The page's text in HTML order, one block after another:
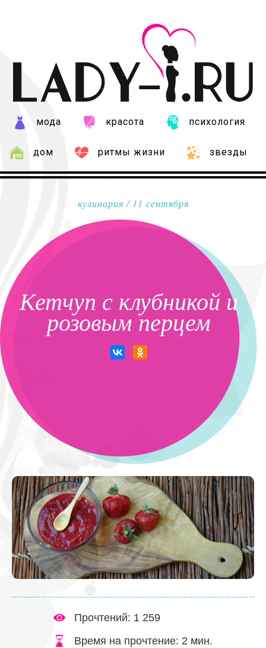
мода красота психология
дом ритмы жизни звезды
кулинария / 11 сентября
Кетчуп с клубникой и
розовым перцем
Прочтений: 1 259
Время на прочтение: 2 мин.